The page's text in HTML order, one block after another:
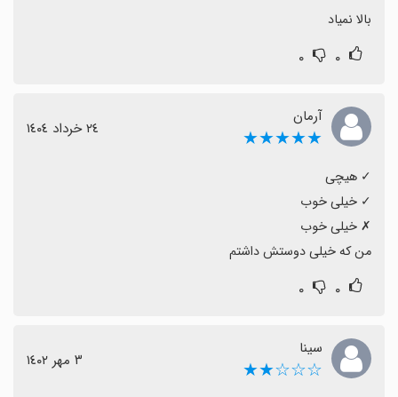
بالا نمیاد
۰ ۰
آرمان
★★★★★ ٢٤ خرداد ١٤٠٤
من که خیلی دوستش داشتم
۰ ۰
سینا
☆☆☆★★ ٣ مهر ١٤٠٢